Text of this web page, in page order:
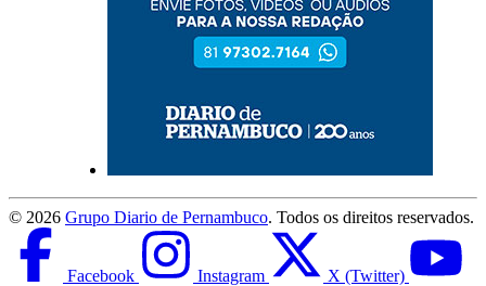
© 2026 Grupo Diario de Pernambuco. Todos os direitos reservados.
Facebook Instagram X (Twitter)